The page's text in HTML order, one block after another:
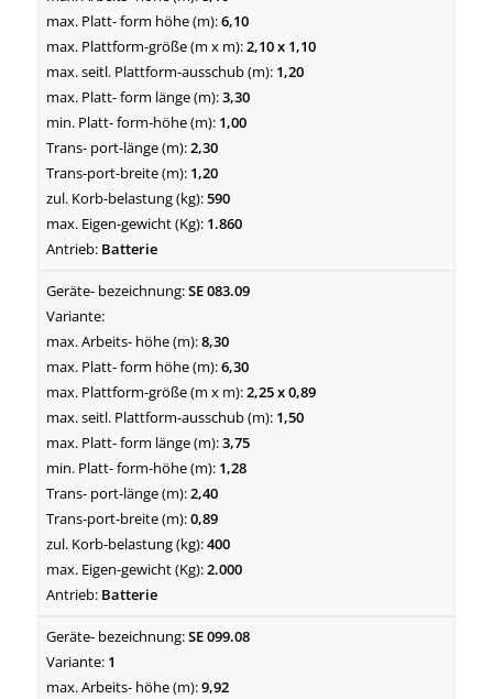
6,10
2,10 x 1,10
1,20
3,30
1,00
2,30
1,20
590
1.860
Batterie
SE 083.09
8,30
6,30
2,25 x 0,89
1,50
3,75
1,28
2,40
0,89
400
2.000
Batterie
SE 099.08
1
9,92